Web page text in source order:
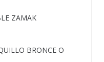
ZAMAK
BRONCE O